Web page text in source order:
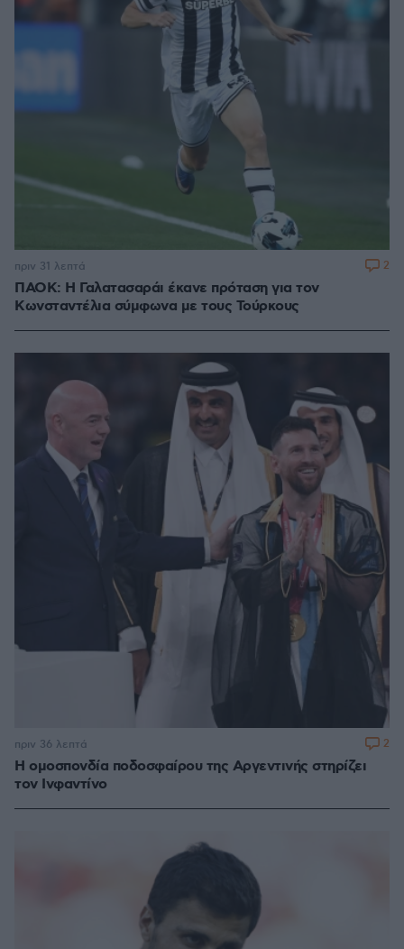
ΠΑΟΚ: Η Γαλατασαράι έκανε πρόταση για τον
Κωνσταντέλια σύμφωνα με τους Τούρκους
πριν 31 λεπτά 2
Η ομοσπονδία ποδοσφαίρου της Αργεντινής στηρίζει
τον Ινφαντίνο
πριν 36 λεπτά 2